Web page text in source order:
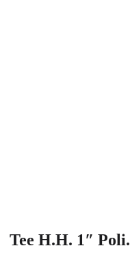
Tee H.H. 1″ Poli.